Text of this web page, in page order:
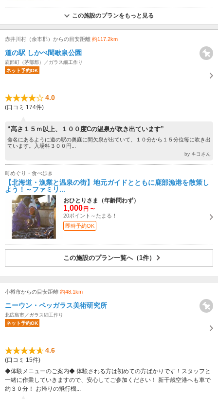
この施設のプランをもっと見る
赤井川村（余市郡）からの目安距離 約117.2km
道の駅 しかべ間歇泉公園
鹿部町（茅部郡）／ガラス細工作り
ネット予約OK
4.0
(口コミ 174件)
“高さ１５ｍ以上、１００度Cの温泉が吹き出ています”
命名にあるように道の駅の奥庭に間欠泉が出ていて、１０分から１５分位毎に吹き出
ています。入場料３００円...
by キヨさん
町めぐり・食べ歩き
【北海道・漁業と温泉の街】地元ガイドとともに鹿部漁港を散策し
よう！～ファミリ...
おひとりさま（年齢問わず）
1,000 円 ～
20ポイント～たまる！
即時予約OK
この施設のプラン一覧へ（1件）
小樽市からの目安距離 約48.1km
ニーウン・ペッガラス美術研究所
北広島市／ガラス細工作り
ネット予約OK
4.6
(口コミ 15件)
◆体験メニューのご案内◆ 体験される方は初めての方ばかりです！スタッフと
一緒に作業していきますので、安心してご参加ください！ 新千歳空港へも車で
約３０分！ お帰りの飛行機...